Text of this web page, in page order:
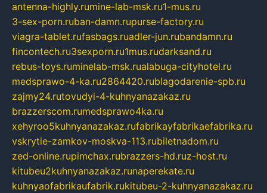
antenna-highly.rumine-lab-msk.ru1-mus.ru
3-sex-porn.ruban-damn.rupurse-factory.ru
viagra-tablet.rufasbags.ruadler-jun.rubandamn.ru
fincontech.ru3sexporn.ru1mus.rudarksand.ru
rebus-toys.ruminelab-msk.rualabuga-cityhotel.ru
medsprawo-4-ka.ru2864420.rublagodarenie-spb.ru
zajmy24.rutovudyi-4-kuhnyanazakaz.ru
brazzerscom.rumedsprawo4ka.ru
xehyroo5kuhnyanazakaz.rufabrikayfabrikaefabrika.ru
vskrytie-zamkov-moskva-113.rubiletnadom.ru
zed-online.rupimchax.rubrazzers-hd.ruz-host.ru
kitubeu2kuhnyanazakaz.runaperekate.ru
kuhnyaofabrikaufabrik.rukitubeu-2-kuhnyanazakaz.ru